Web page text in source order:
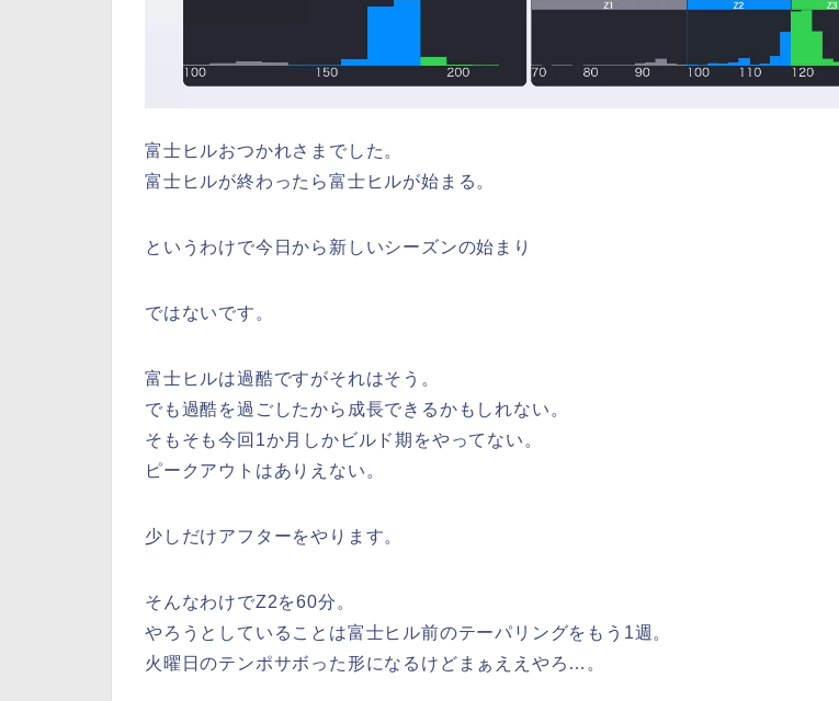
富士ヒルおつかれさまでした。
富士ヒルが終わったら富士ヒルが始まる。
というわけで今日から新しいシーズンの始まり
ではないです。
富士ヒルは過酷ですがそれはそう。
でも過酷を過ごしたから成長できるかもしれない。
そもそも今回1か月しかビルド期をやってない。
ピークアウトはありえない。
少しだけアフターをやります。
そんなわけでZ2を60分。
やろうとしていることは富士ヒル前のテーパリングをもう1週。
火曜日のテンポサボった形になるけどまぁええやろ…。